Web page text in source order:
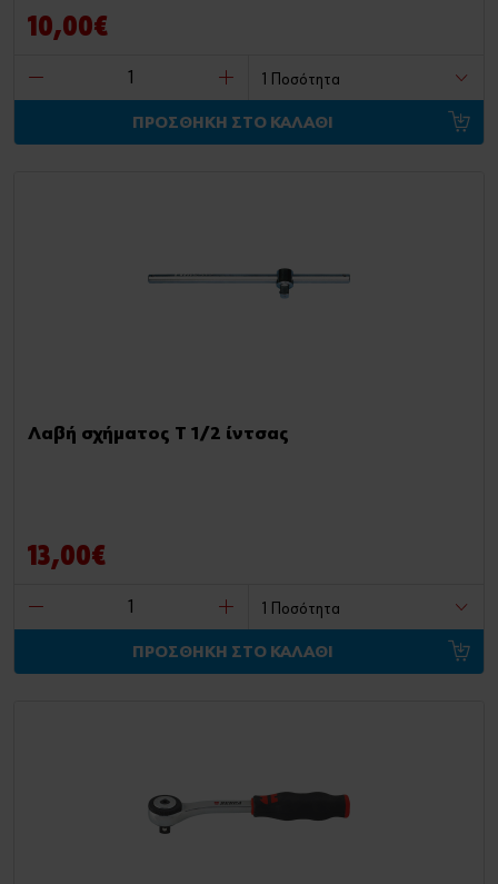
10,00€
ΠΡΟΣΘΗΚΗ ΣΤΟ ΚΑΛΑΘΙ
Λαβή σχήματος Τ 1/2 ίντσας
13,00€
ΠΡΟΣΘΗΚΗ ΣΤΟ ΚΑΛΑΘΙ